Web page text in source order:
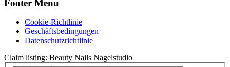
Footer Menu
Cookie-Richtlinie
Geschäftsbedingungen
Datenschutzrichtlinie
Claim listing: Beauty Nails Nagelstudio